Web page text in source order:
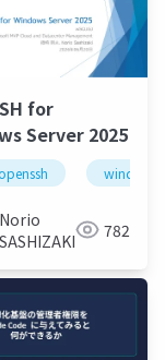
深層学習 人工知
for
Server 2025
windows
Norio
SASHIZAKI
782